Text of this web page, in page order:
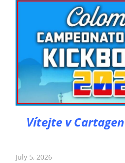
Vítejte v
July 5, 2026